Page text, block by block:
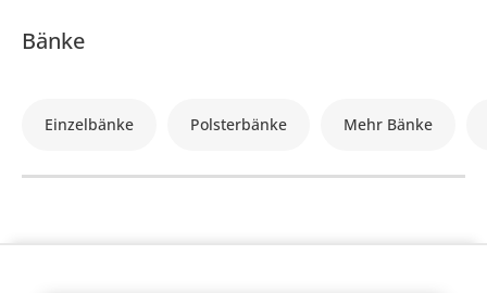
Bänke
Einzelbänke Polsterbänke Mehr Bänke